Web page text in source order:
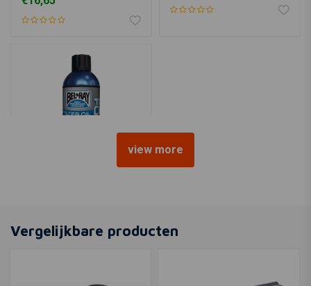
€18,12
view more
Vergelijkbare producten